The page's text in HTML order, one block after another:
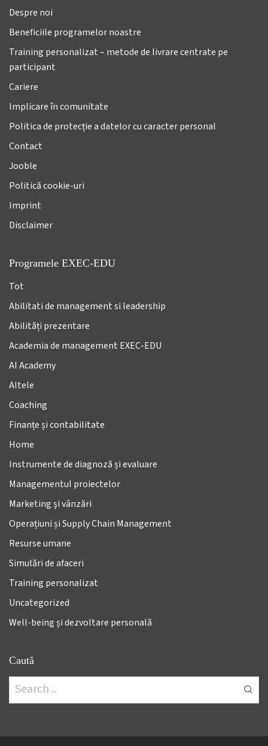
Despre noi
Beneficiile programelor noastre
Training personalizat – metode de livrare centrate pe
participant
Cariere
Implicare în comunitate
Politica de protecție a datelor cu caracter personal
Contact
Jooble
Politică cookie-uri
Imprint
Disclaimer
Programele EXEC-EDU
Tot
Abilitati de management si leadership
Abilități prezentare
Academia de management EXEC-EDU
AI Academy
Altele
Coaching
Finanțe și contabilitate
Home
Instrumente de diagnoză și evaluare
Managementul proiectelor
Marketing și vânzări
Operațiuni și Supply Chain Management
Resurse umane
Simulări de afaceri
Training personalizat
Uncategorized
Well-being și dezvoltare personală
Caută